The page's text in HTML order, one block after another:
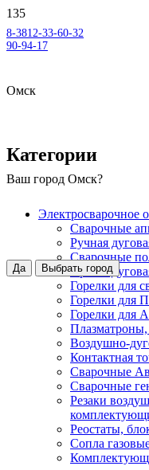
8-3812-33-60-32
90-94-17
Омск
Ваш город Омск?
Да Выбрать город
Категории
Электросварочное
Сварочные
Ручная
Сварочные
Горелки для
Горелки для
Горелки для
Воздушно-
Контактная
Сварочные
Сварочные
Резаки
Реостаты,
Сопла